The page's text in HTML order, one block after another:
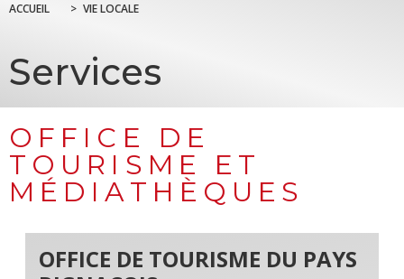
ACCUEIL > VIE LOCALE
Services
OFFICE DE
TOURISME ET
MÉDIATHÈQUES
OFFICE DE TOURISME DU PAYS